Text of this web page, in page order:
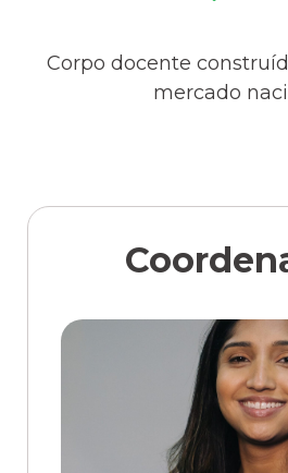
Corpo docente
mercado